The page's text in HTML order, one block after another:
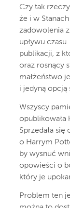
Czy tak
że i w
zadowolenia
upływu
publikacji, z
oraz rosnący
małżeństwo
i jedyną opcją
Wszyscy
opublikowała
Sprzedała się
o Harrym
by wysnuć
opowieści o
który je
Problem ten